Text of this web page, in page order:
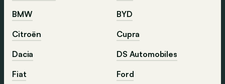
BMW
BYD
Citroën
Cupra
Dacia
DS Automobiles
Fiat
Ford